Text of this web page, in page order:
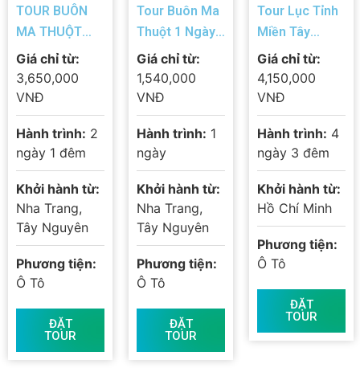
TOUR BUÔN
MA THUỘT
2N1Đ – KHÁM
PHÁ THỦ PHỦ
CÀ PHÊ ĐẠI
NGÀN TÂY
NGUYÊN
Giá chỉ từ:
3,650,000
VNĐ
Hành trình: 2
ngày 1 đêm
Khởi hành từ:
Nha Trang,
Tây Nguyên
Phương tiện:
Ô Tô
ĐẶT
TOUR
Tour Buôn Ma
Thuột 1 Ngày:
Bảo Tàng Thế
Giới Cà Phê –
Núi Đá Voi –
Hồ Lăk 2026
Giá chỉ từ:
1,540,000
VNĐ
Hành trình: 1
ngày
Khởi hành từ:
Nha Trang,
Tây Nguyên
Phương tiện:
Ô Tô
ĐẶT
TOUR
Tour Lục Tỉnh
Miền Tây
4N3Đ: Mỹ Tho
– Châu Đốc –
Cần Thơ – Cà
Mau – Bạc
Liêu – Sóc
Trăng
Giá chỉ từ:
4,150,000
VNĐ
Hành trình: 4
ngày 3 đêm
Khởi hành từ:
Hồ Chí Minh
Phương tiện:
Ô Tô
ĐẶT
TOUR